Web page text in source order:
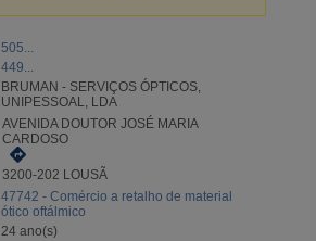
505...
449...
BRUMAN - SERVIÇOS ÓPTICOS,
UNIPESSOAL, LDA
AVENIDA DOUTOR JOSÉ MARIA
CARDOSO
3200-202 LOUSÃ
47742 - Comércio a retalho de material
ótico oftálmico
24 ano(s)